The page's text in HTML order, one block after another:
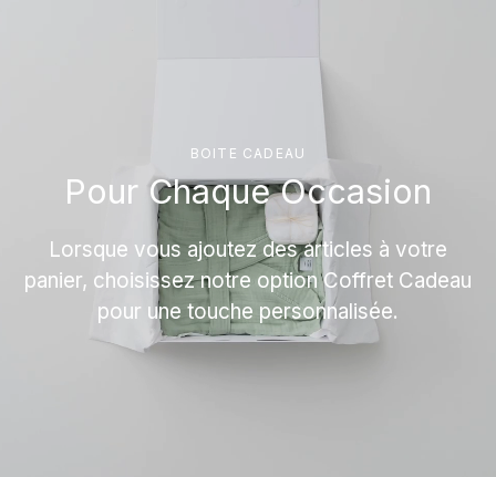
BOITE CADEAU
Pour Chaque Occasion
Lorsque vous ajoutez des articles à votre
panier, choisissez notre option Coffret Cadeau
pour une touche personnalisée.